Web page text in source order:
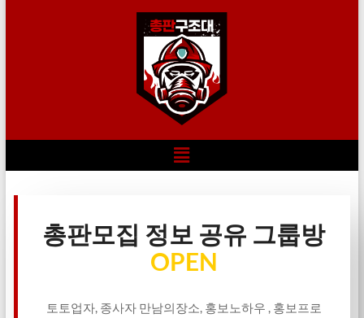
총판모집 정보 공유 그룹방
OPEN
토토업자, 종사자 만남의장소, 홍보노하우 , 홍보프로